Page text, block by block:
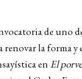
de uno
renovar la
en El